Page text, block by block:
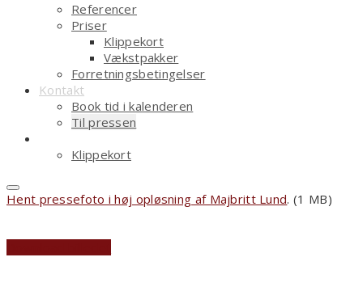
Referencer
Priser
Klippekort
Vækstpakker
Forretningsbetingelser
Kontakt
Book tid i kalenderen
Til pressen
Klippekort
Hent pressefoto i høj opløsning af Majbritt Lund. (1 MB)